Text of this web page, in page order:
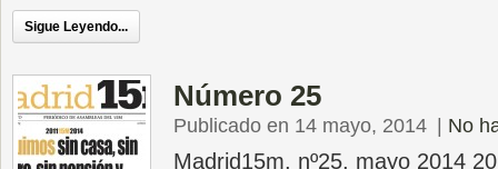
Sigue Leyendo...
Número 25
Publicado en 14 mayo, 2014 No
Madrid15m, nº25, mayo 2014